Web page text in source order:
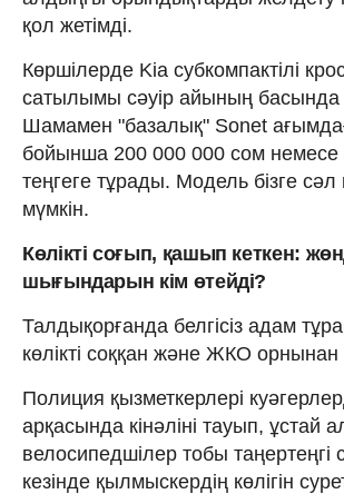
қол жетімді.
Көршілерде Kia субкомпактілі
сатылымы сәуір айының басында
Шамамен "базалық" Sonet
бойынша 200 000 000 сом немесе
теңгеге тұрады. Модель бізге сәл
мүмкін.
Көлікті соғып, қашып кеткен:
шығындарын кім өтейді?
Талдықорғанда белгісіз адам
көлікті соққан және ЖКО орнынан
Полиция қызметкерлері
арқасында кінәліні тауып, ұстай
велосипедшілер тобы таңертеңгі
кезінде қылмыскердің көлігін